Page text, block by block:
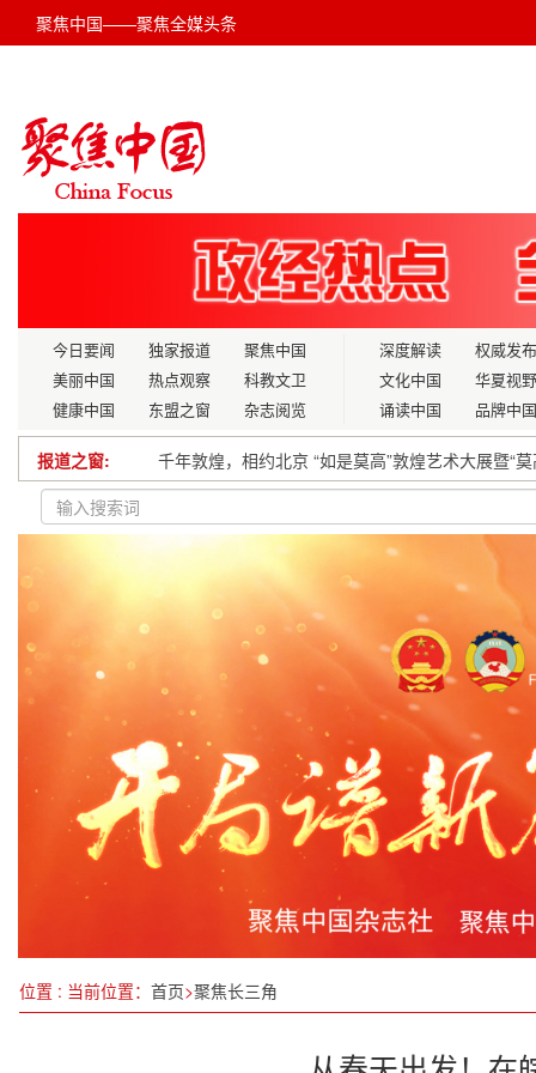
聚焦中国——聚焦全媒头条
今日要闻 独家报道
聚焦中国
美丽中国
热点观察
科教文卫
健康中国
东盟之窗 杂志阅览
深度解读
权威发布
文化中国
华夏视野
诵读中国
品牌中国
报道之窗:
学习绘文｜蜡染之美，惊艳时光
春启浙大 智汇公安丨山东：邹平市公安局“新质战
不松劲 不停步 再出发
深学细悟全会精神，勇担时代发展使命：林建国
深耕东盟市场 中国制造网举办菲律宾买家见面会
江西省召开2024年生态环境工作答卷记者见面会
民政部等规范养老机构预收费
桔时已到！广西融安金桔2024年上市首发仪式成
千年敦煌，相约北京 “如是莫高”敦煌艺术大展暨“
位置 : 当前位置： 首页>聚焦长三角